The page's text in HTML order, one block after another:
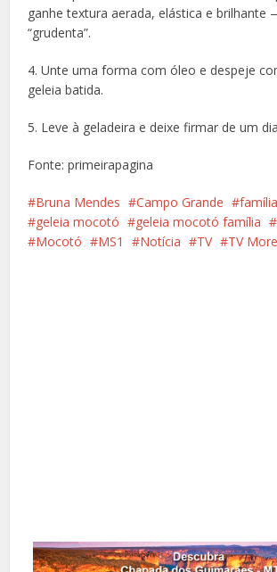
ganhe textura aerada, elástica e brilhante
“grudenta”.
4. Unte uma forma com óleo e despeje
geleia batida.
5. Leve à geladeira e deixe firmar de um
Fonte: primeirapagina
Bruna Mendes Campo Grande família
geleia mocotó
geleia mocotó família
Mocotó
MS1 Notícia TV TV